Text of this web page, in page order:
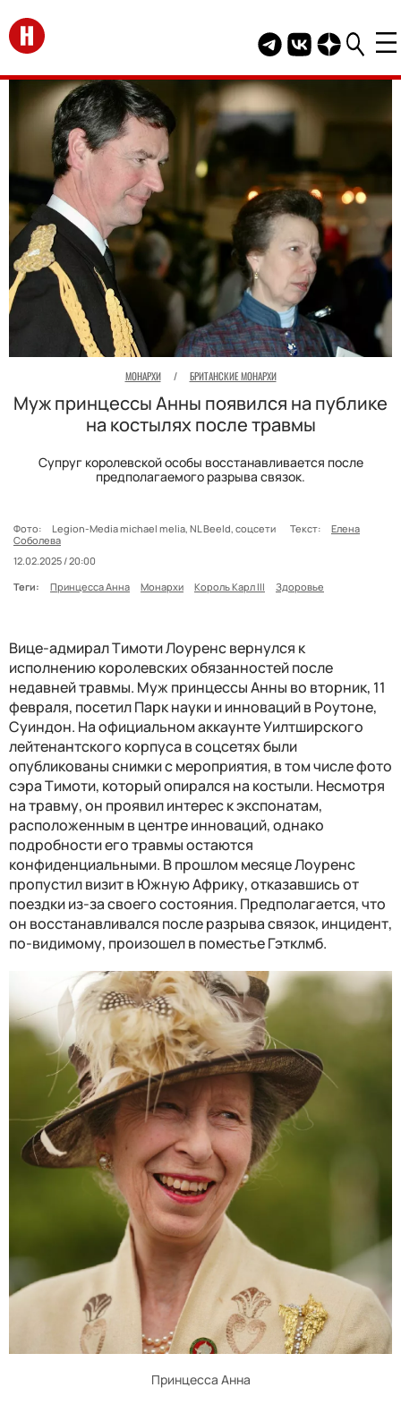
Перейти на главную
Telegram канал
Группа HELLO
Канал
МОНАРХИ / БРИТАНСКИЕ МОНАРХИ
Муж принцессы Анны появился на публике
на костылях после травмы
Супруг королевской особы восстанавливается после
предполагаемого разрыва связок.
Фото: Legion-Media michael melia, NL Beeld, cоцсети Текст:
Елена
Соболева
12.02.2025 / 20:00
Теги:
Принцесса Анна Монархи Король Карл III Здоровье
Вице-адмирал Тимоти Лоуренс вернулся к
исполнению королевских обязанностей после
недавней травмы. Муж принцессы Анны во вторник, 11
февраля, посетил Парк науки и инноваций в Роутоне,
Суиндон. На официальном аккаунте Уилтширского
лейтенантского корпуса в соцсетях были
опубликованы снимки с мероприятия, в том числе фото
сэра Тимоти, который опирался на костыли. Несмотря
на травму, он проявил интерес к экспонатам,
расположенным в центре инноваций, однако
подробности его травмы остаются
конфиденциальными. В прошлом месяце Лоуренс
пропустил визит в Южную Африку, отказавшись от
поездки из-за своего состояния. Предполагается, что
он восстанавливался после разрыва связок, инцидент,
по-видимому, произошел в поместье Гэтклмб.
Принцесса Анна